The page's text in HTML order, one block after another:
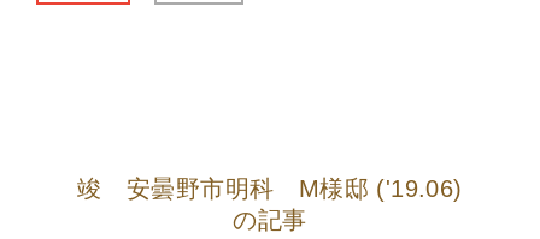
竣 安曇野市明科 M様邸 ('19.06)
の記事